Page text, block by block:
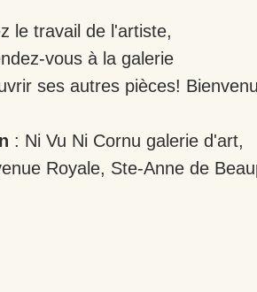
le travail de l'artiste,
vous à la galerie
ses autres pièces!
: Ni Vu Ni Cornu galerie d'art,
Royale, Ste-Anne de